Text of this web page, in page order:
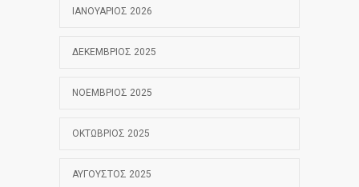
ΙΑΝΟΥΆΡΙΟΣ 2026
ΔΕΚΈΜΒΡΙΟΣ 2025
ΝΟΈΜΒΡΙΟΣ 2025
ΟΚΤΏΒΡΙΟΣ 2025
ΑΎΓΟΥΣΤΟΣ 2025